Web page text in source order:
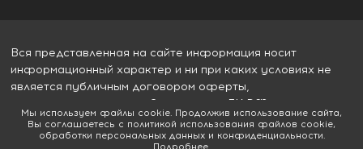
Вся представленная на сайте информация носит
информационный характер и ни при каких условиях не
является публичным договором оферты,
определяемым пунктом 2 статьи 437 ГК РФ
© 2026Гудвилл строй
Мы используем файлы cookie. Продолжив использование сайта,
Вы соглашаетесь с политикой использования файлов cookie,
обработки персональных данных и конфиденциальности.
Подробнее